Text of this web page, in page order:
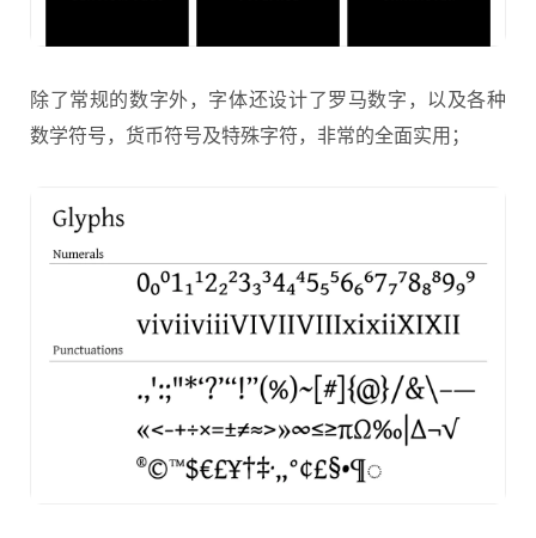
除了常规的数字外，字体还设计了罗马数字，以及各种
数学符号，货币符号及特殊字符，非常的全面实用；